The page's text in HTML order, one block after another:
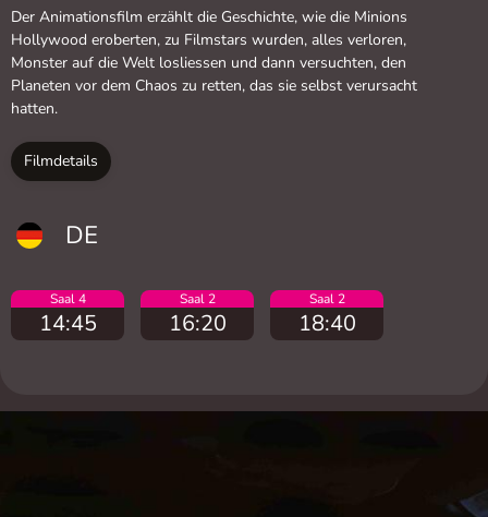
Der Animationsfilm erzählt die Geschichte, wie die Minions
Hollywood eroberten, zu Filmstars wurden, alles verloren,
Monster auf die Welt losliessen und dann versuchten, den
Planeten vor dem Chaos zu retten, das sie selbst verursacht
hatten.
Filmdetails
DE
Saal 4
14:45
Saal 2
16:20
Saal 2
18:40